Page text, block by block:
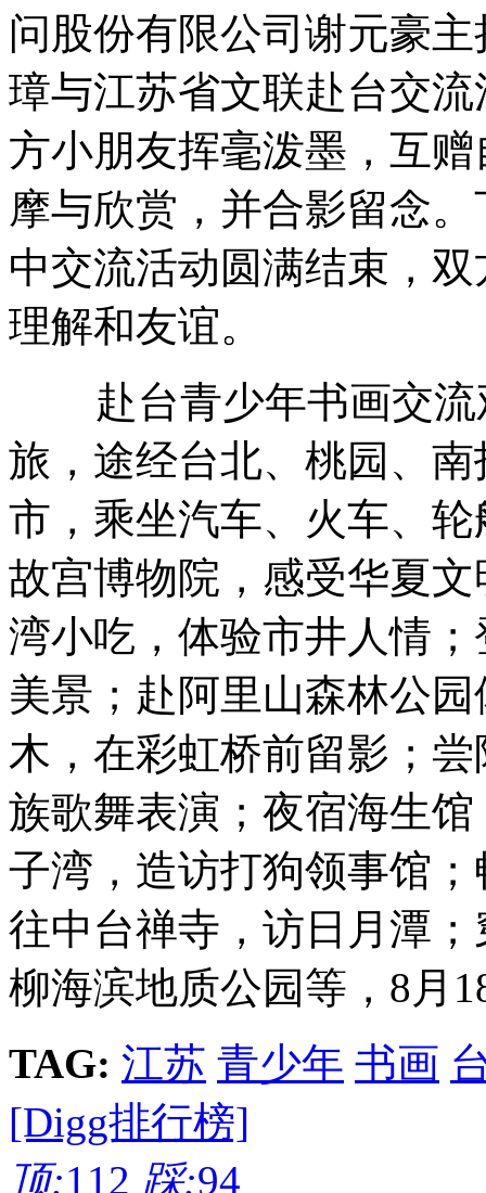
问股份有限公司谢元豪
璋与江苏省文联赴台交
方小朋友挥毫泼墨，互
摩与欣赏，并合影留念
中交流活动圆满结束，
理解和友谊。
赴台青少年书画交流
旅，途经台北、桃园、
市，乘坐汽车、火车、
故宫博物院，感受华夏
湾小吃，体验市井人情
美景；赴阿里山森林公
木，在彩虹桥前留影；
族歌舞表演；夜宿海生
子湾，造访打狗领事馆
往中台禅寺，访日月潭
柳海滨地质公园等，8月
TAG: 江苏 青少年 书画
[Digg排行榜]
顶:112 踩:94